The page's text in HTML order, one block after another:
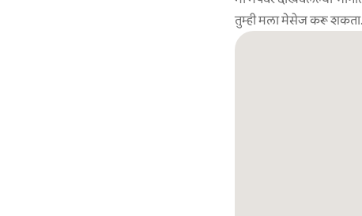
तुम्ही मला मेसेज करू शकता.